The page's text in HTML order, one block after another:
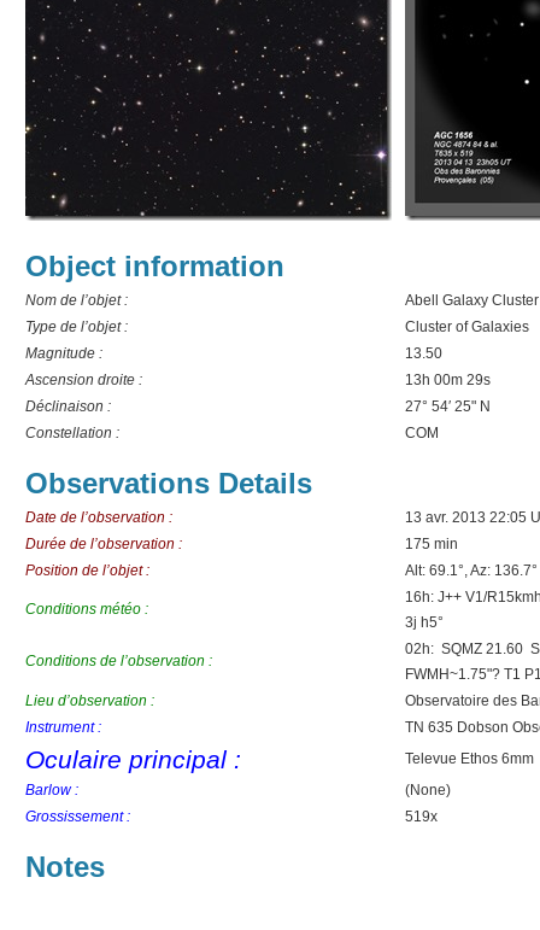
Object information
Nom de l’objet :
Abell Galaxy
Type de l’objet :
Cluster of Galaxies
Magnitude :
13.50
Ascension droite :
13h 00m 29s
Déclinaison :
27° 54′ 25" N
Constellation :
COM
Observations Details
Date de l’observation :
13 avr. 2013 22:05
Durée de l’observation :
175 min
Position de l’objet :
Alt: 69.1°, Az: 136.7°
Conditions météo :
16h: J++ V1/
3j h5°
Conditions de l’observation :
02h: SQMZ 21.60
FWMH~1.75"? T1
Lieu d’observation :
Observatoire des
Instrument :
TN 635 Dobson
Oculaire principal :
Televue Ethos 6mm
Barlow :
(None)
Grossissement :
519x
Notes